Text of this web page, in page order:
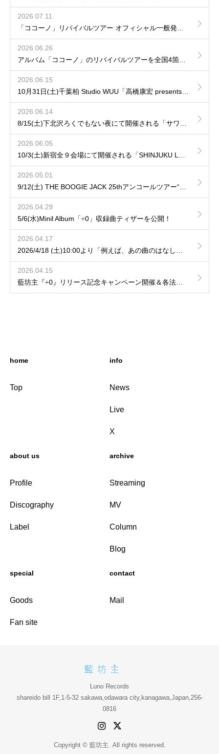
2026.07.11
2026.06.26
2026.06.15
2026.06.14
2026.06.05
2026.05.01
2026.04.29
5/6(水)Minil Album「÷0」収録曲ティザーを公開！
2026.04.17
2026.04.15
home
Top
info
News
Live
X
about us
Profile
Discography
Label
archive
Streaming
MV
Column
Blog
special
Goods
Fan site
contact
Mail
Luno Records
shareido bill 1F,1-5-32 sakawa,odawara city,kanagawa,Japan,256-
0816
Copyright © 藍坊主. All rights reserved.